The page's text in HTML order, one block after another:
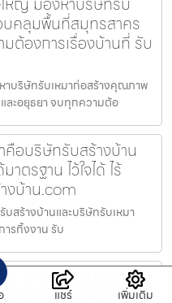
คลุมพื้นที่สมุทรสาคร
ต้องการเรื่องบ้านที่ รับ
าบริษัทรับเหมาก่อสร้างคุณภาพ
ะอยุธยา จบทุกความต้อ
คือบริษัทรับสร้างบ้าน
ตรฐาน ไว้ใจได้ ไร้
งบ้าน.com
สร้างบ้านและบริษัทรับเหมา
ารทิ้งงาน รับ
ย ให้บริการรับออกแบบ
รับออกแบบบ้านที่พร้อม
แชร์ เพิ่มเติม